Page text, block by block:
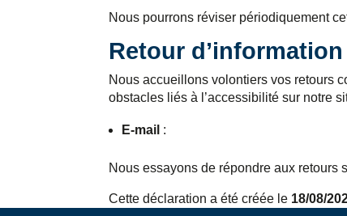
Nous pourrons réviser périodiquement
Retour d’information
Nous accueillons volontiers vos retours
obstacles liés à l’accessibilité sur notre
E-mail :
Nous essayons de répondre aux retours
Cette déclaration a été créée le 18/08/